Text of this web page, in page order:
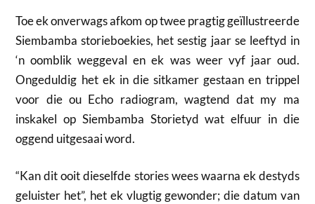
Toe ek onverwags afkom op twee pragtig geïllustreerde
Siembamba storieboekies, het sestig jaar se leeftyd in
‘n oomblik weggeval en ek was weer vyf jaar oud.
Ongeduldig het ek in die sitkamer gestaan en trippel
voor die ou Echo radiogram, wagtend dat my ma
inskakel op Siembamba Storietyd wat elfuur in die
oggend uitgesaai word.
“Kan dit ooit dieselfde stories wees waarna ek destyds
geluister het”, het ek vlugtig gewonder; die datum van